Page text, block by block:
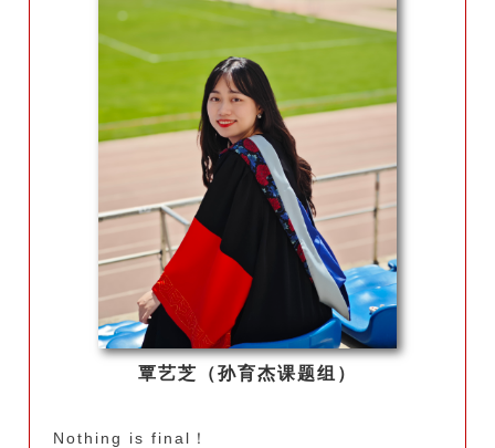
覃艺芝（孙育杰课题组）
Nothing is final！